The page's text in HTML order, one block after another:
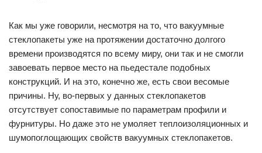
Как мы уже говорили, несмотря на то, что вакуумные
стеклопакеты уже на протяжении достаточно долгого
времени производятся по всему миру, они так и не смогли
завоевать первое место на пьедестале подобных
конструкций. И на это, конечно же, есть свои весомые
причины. Ну, во-первых у данных стеклопакетов
отсутствует сопоставимые по параметрам профили и
фурнитуры. Но даже это не умоляет теплоизоляционных и
шумопоглощающих свойств вакуумных стеклопакетов.